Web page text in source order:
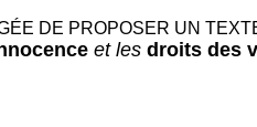
DE PROPOSER UN
et les droits des